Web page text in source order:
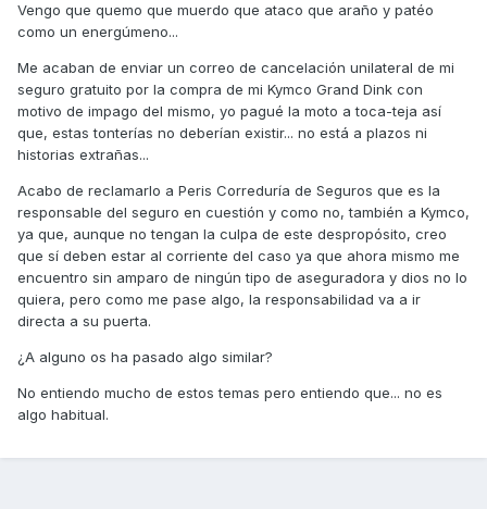
Vengo que quemo que muerdo que ataco que araño y patéo
como un energúmeno...
Me acaban de enviar un correo de cancelación unilateral de mi
seguro gratuito por la compra de mi Kymco Grand Dink con
motivo de impago del mismo, yo pagué la moto a toca-teja así
que, estas tonterías no deberían existir... no está a plazos ni
historias extrañas...
Acabo de reclamarlo a Peris Correduría de Seguros que es la
responsable del seguro en cuestión y como no, también a Kymco,
ya que, aunque no tengan la culpa de este despropósito, creo
que sí deben estar al corriente del caso ya que ahora mismo me
encuentro sin amparo de ningún tipo de aseguradora y dios no lo
quiera, pero como me pase algo, la responsabilidad va a ir
directa a su puerta.
¿A alguno os ha pasado algo similar?
No entiendo mucho de estos temas pero entiendo que... no es
algo habitual.